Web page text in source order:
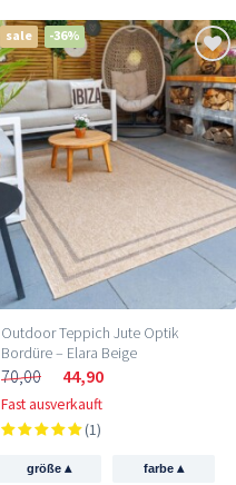
sale -36%
Outdoor Teppich Jute Optik
Bordüre – Elara Beige
70,00 44,90
Fast ausverkauft
(1)
größe▴ farbe ▴